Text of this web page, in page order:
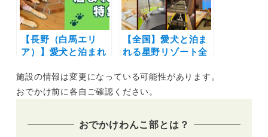
【長野（白馬エリ
ア）】愛犬と泊まれ
のリゾートホテルか
らペットフレンドリ
かけレポートあり）
【全国】愛犬と泊ま
れる星野リゾート全
のお泊まり写真レポ
や口コミも | 大切な
施設の情報は変更になっている可能性があります。
おでかけ前に各自ご確認ください。
おでかけわんこ部とは？